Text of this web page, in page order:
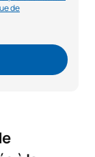
de